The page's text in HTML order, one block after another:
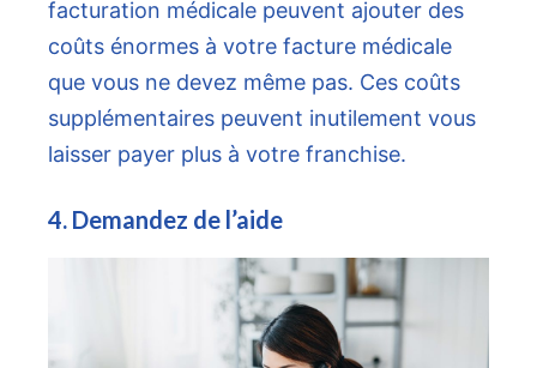
facturation médicale peuvent ajouter des
coûts énormes à votre facture médicale
que vous ne devez même pas. Ces coûts
supplémentaires peuvent inutilement vous
laisser payer plus à votre franchise.
4. Demandez de l’aide